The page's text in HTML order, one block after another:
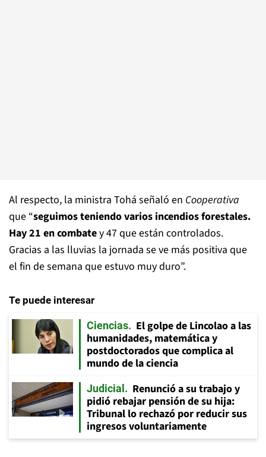
Al respecto, la ministra Tohá señaló en Cooperativa
que “seguimos teniendo varios incendios forestales.
Hay 21 en combatey 47 que están controlados.
Gracias a las lluvias la jornada se ve más positiva que
el fin de semana que estuvo muy duro”.
Te puede interesar
Ciencias
El golpe de Lincolao a las
humanidades, matemática y
postdoctorados que complica al
mundo de la ciencia
Judicial
Renunció a su trabajo y
pidió rebajar pensión de su hija:
Tribunal lo rechazó por reducir sus
ingresos voluntariamente